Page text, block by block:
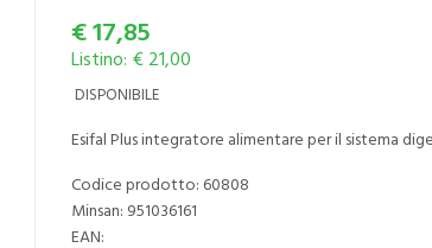
€17,85
Listino: € 21,00
DISPONIBILE
Esifal Plus integratore alimentare per il sistema
Codice prodotto: 60808
Minsan: 951036161
EAN: